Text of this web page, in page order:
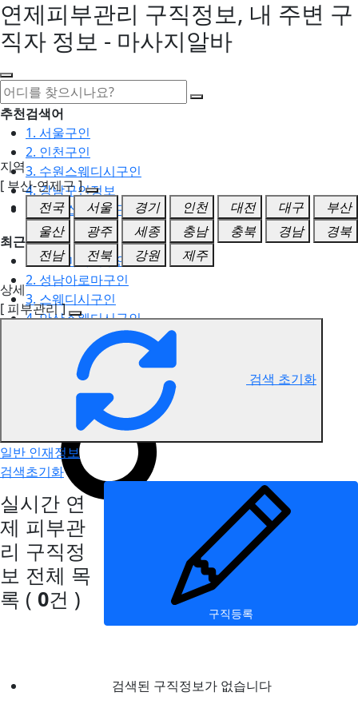
연제피부관리 구직정보, 내 주변 구
직자 정보 - 마사지알바
추천검색어
1. 서울구인
2. 인천구인
3. 수원스웨디시구인
4. 강남구인정보
5. 동탄스웨디시구인
최근검색어
1. 일산마사지구인
2. 성남아로마구인
3. 스웨디시구인
4. 안산스웨디시구인
5. 아로마구인
연제 피부관리 구직정보
지역
[ 부산-연제구 ]
전국
서울 경기 인천 대전 대구
부산
울산
광주 세종 충남 충북 경남
경북
전남
전북 강원
제주
상세
[ 피부관리 ]
검색 초기화
일반 인재정보
검색초기화
실시간 연
제 피부관
리 구직정
보 전체 목
록 ( 0건 )
구직등록
검색된 구직정보가 없습니다